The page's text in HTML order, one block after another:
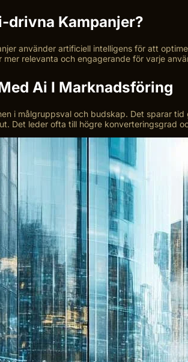
drivna Kampanjer?
använder artificiell intelligens för att
mer relevanta och engagerande för varje
Ai I Marknadsföring
i målgruppsval och budskap. Det sparar
Det leder ofta till högre konverteringsgrad